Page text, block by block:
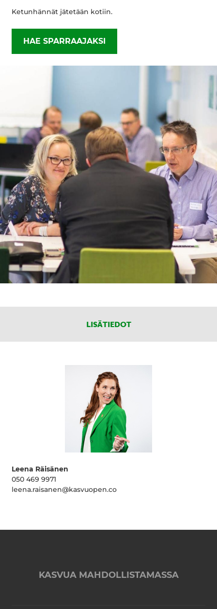
Ketunhännät jätetään kotiin.
HAE SPARRAAJAKSI
LISÄTIEDOT
Leena Räisänen
050 469 9971
leena.raisanen@kasvuopen.co
KASVUA MAHDOLLISTAMASSA